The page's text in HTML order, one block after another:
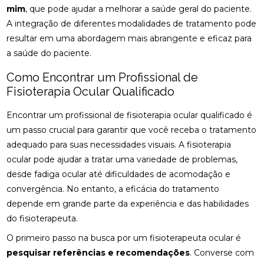
mim, que pode ajudar a melhorar a saúde geral do paciente.
A integração de diferentes modalidades de tratamento pode
resultar em uma abordagem mais abrangente e eficaz para
a saúde do paciente.
Como Encontrar um Profissional de
Fisioterapia Ocular Qualificado
Encontrar um profissional de fisioterapia ocular qualificado é
um passo crucial para garantir que você receba o tratamento
adequado para suas necessidades visuais. A fisioterapia
ocular pode ajudar a tratar uma variedade de problemas,
desde fadiga ocular até dificuldades de acomodação e
convergência. No entanto, a eficácia do tratamento
depende em grande parte da experiência e das habilidades
do fisioterapeuta.
O primeiro passo na busca por um fisioterapeuta ocular é
pesquisar referências e recomendações. Converse com
SAÚDE DOS OLHOS E AUMENTAR O CONFORTO
VISUAL
CONFORTO
FISIOTERAPIA PARA LABIRINTITE: COMO O
TRATAMENTO PODE MELHORAR SEU EQUILÍBRIO E
QUALIDADE DE VIDA
FISIOTERAPIA PARA LABIRINTITE: COMO O
TRATAMENTO PODE MELHORAR SEU EQUILÍBRIO E
BEM-ESTAR
FISIOTERAPIA PARA LABIRINTITE: COMO O
TRATAMENTO PODE MELHORAR SEU EQUILÍBRIO E
QUALIDADE DE VIDA
FISIOTERAPIA PARA LABIRINTITE: MELHORE SEU
EQUILÍBRIO